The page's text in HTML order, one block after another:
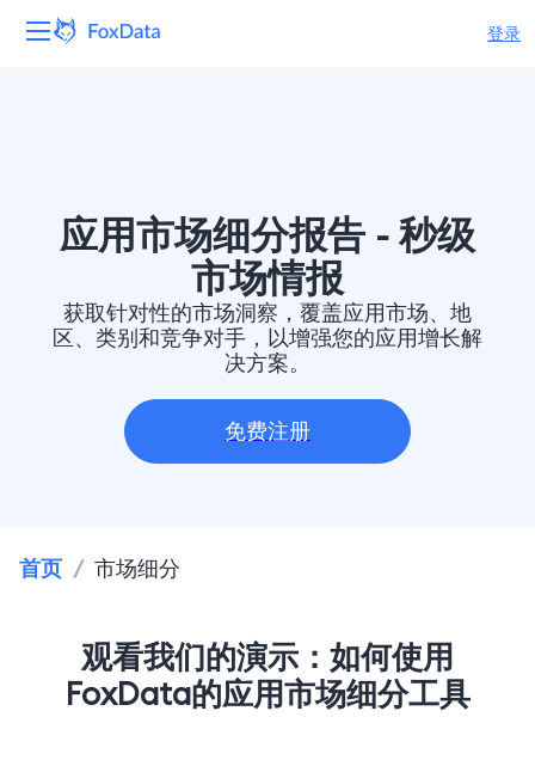
登录
解决方案
定价
应用市场细分报告 - 秒级
市场情报
获取针对性的市场洞察，覆盖应用市场、地
区、类别和竞争对手，以增强您的应用增长解
决方案。
免费注册
首页 / 市场细分
观看我们的演示：如何使用
FoxData的应用市场细分工具